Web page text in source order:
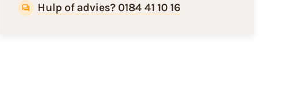
Hulp of advies? 0184 41 10 16